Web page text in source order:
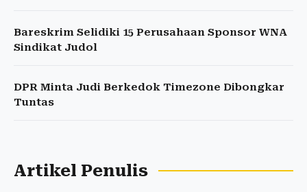
Bareskrim Selidiki 15 Perusahaan Sponsor WNA
Sindikat Judol
DPR Minta Judi Berkedok Timezone Dibongkar
Tuntas
Artikel Penulis